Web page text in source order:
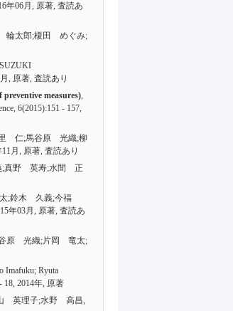
年06月, 原著, 査読あ
太郎;榎田 めぐみ;
, 原著, 査読あり
measures),
6(2015):151 - 157,
仁;馬谷原 光織;柳
11月, 原著, 査読あり
真野 英寿;水間 正
;鈴木 久義;今福
年03月, 原著, 査読あ
原 光織;片岡 竜太;
Imafuku; Ryuta
18, 2014年, 原著
英理子;水野 高昌,